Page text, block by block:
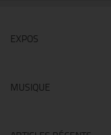
EXPOS
MUSIQUE